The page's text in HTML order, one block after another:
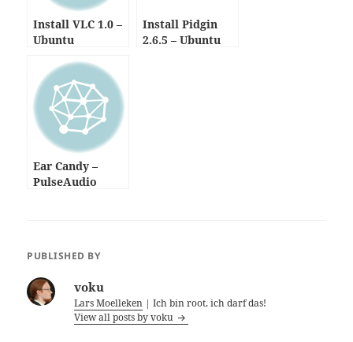
Install VLC 1.0 –
Ubuntu
Install Pidgin
2.6.5 – Ubuntu
Ear Candy –
PulseAudio
PUBLISHED BY
voku
Lars Moelleken | Ich bin root, ich darf das!
View all posts by voku